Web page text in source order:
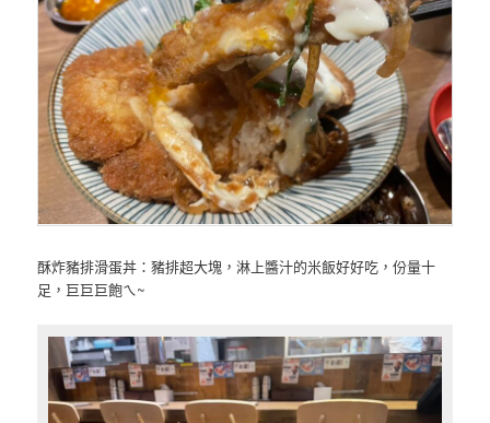
酥炸豬排滑蛋丼：豬排超大塊，淋上醬汁的米飯好好吃，份量十
足，巨巨巨飽ㄟ~